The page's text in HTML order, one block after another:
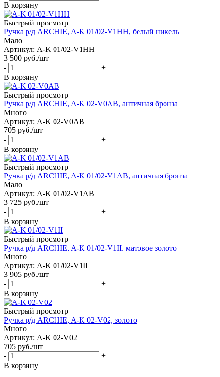
В корзину
Быстрый просмотр
Ручка р/д ARCHIE, A-K 01/02-V1HH, белый никель
Мало
Артикул: A-K 01/02-V1HH
3 500 руб./шт
-
+
В корзину
Быстрый просмотр
Ручка р/д ARCHIE, A-K 02-V0AB, античная бронза
Много
Артикул: A-K 02-V0AB
705 руб./шт
-
+
В корзину
Быстрый просмотр
Ручка р/д ARCHIE, A-K 01/02-V1AB, античная бронза
Мало
Артикул: A-K 01/02-V1AB
3 725 руб./шт
-
+
В корзину
Быстрый просмотр
Ручка р/д ARCHIE, A-K 01/02-V1II, матовое золото
Много
Артикул: A-K 01/02-V1II
3 905 руб./шт
-
+
В корзину
Быстрый просмотр
Ручка р/д ARCHIE, A-K 02-V02, золото
Много
Артикул: A-K 02-V02
705 руб./шт
-
+
В корзину